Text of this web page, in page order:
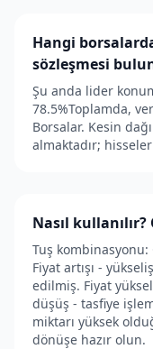
Hangi
sözleşmesi
Şu anda lider
78.5%Toplamda,
Borsalar. Kesin
almaktadır;
Nasıl
Tuş
Fiyat artışı -
edilmiş. Fiyat
düşüş - tasfiye
miktarı yüksek
dönüşe hazır olun.